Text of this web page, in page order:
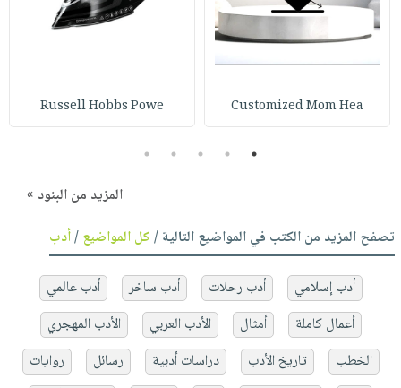
Customized Mom Hea
Russell Hobbs Powe
1
2
3
4
5
المزيد من البنود »
تصفح المزيد من الكتب في المواضيع التالية /كل المواضيع/أدب
أدب إسلامي أدب رحلات أدب ساخر
أدب عالمي
أعمال كاملة
أمثال الأدب العربي
الأدب المهجري
الخطب
تاريخ الأدب دراسات أدبية رسائل
روايات